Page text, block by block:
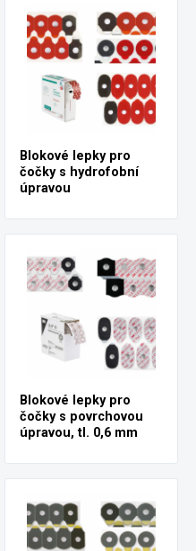
Blokové lepky pro
čočky s hydrofobní
úpravou
Blokové lepky pro
čočky s povrchovou
úpravou, tl. 0,6 mm